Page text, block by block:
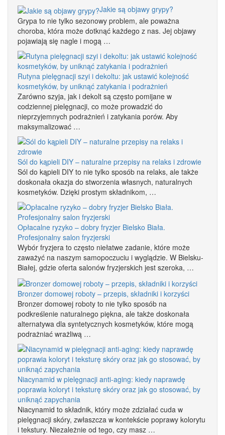
Jakie są objawy grypy?
Grypa to nie tylko sezonowy problem, ale poważna
choroba, która może dotknąć każdego z nas. Jej objawy
pojawiają się nagle i mogą …
Rutyna pielęgnacji szyi i dekoltu: jak ustawić kolejność
kosmetyków, by uniknąć zatykania i podrażnień
Zarówno szyja, jak i dekolt są często pomijane w
codziennej pielęgnacji, co może prowadzić do
nieprzyjemnych podrażnień i zatykania porów. Aby
maksymalizować …
Sól do kąpieli DIY – naturalne przepisy na relaks i zdrowie
Sól do kąpieli DIY to nie tylko sposób na relaks, ale także
doskonała okazja do stworzenia własnych, naturalnych
kosmetyków. Dzięki prostym składnikom, …
Opłacalne ryzyko – dobry fryzjer Bielsko Biała.
Profesjonalny salon fryzjerski
Wybór fryzjera to często niełatwe zadanie, które może
zaważyć na naszym samopoczuciu i wyglądzie. W Bielsku-
Białej, gdzie oferta salonów fryzjerskich jest szeroka, …
Bronzer domowej roboty – przepis, składniki i korzyści
Bronzer domowej roboty to nie tylko sposób na
podkreślenie naturalnego piękna, ale także doskonała
alternatywa dla syntetycznych kosmetyków, które mogą
podrażniać wrażliwą …
Niacynamid w pielęgnacji anti-aging: kiedy naprawdę
poprawia koloryt i teksturę skóry oraz jak go stosować, by
uniknąć zapychania
Niacynamid to składnik, który może zdziałać cuda w
pielęgnacji skóry, zwłaszcza w kontekście poprawy kolorytu
i tekstury. Niezależnie od tego, czy masz …